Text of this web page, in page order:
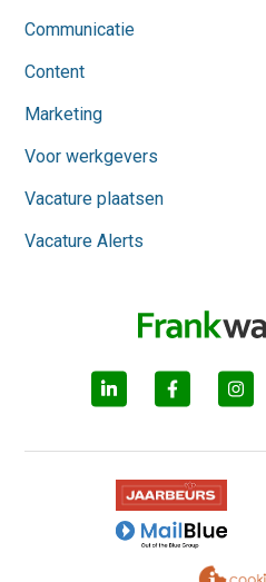
Communicatie
Content
Marketing
Voor werkgevers
Vacature plaatsen
Vacature Alerts